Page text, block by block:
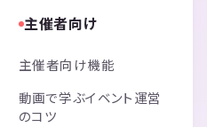
主催者向け
主催者向け機能
動画で学ぶイベント運営
のコツ